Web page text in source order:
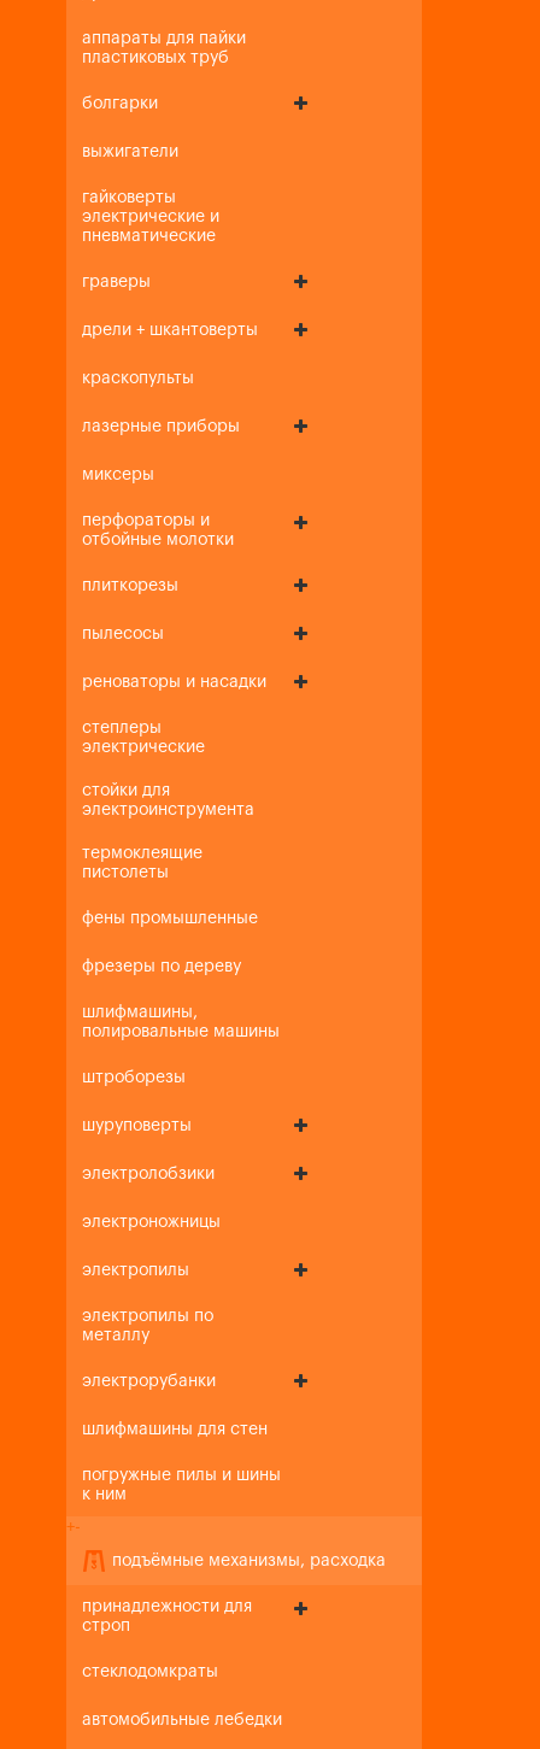
аппараты для пайки
пластиковых труб
болгарки
выжигатели
гайковерты
электрические и
пневматические
граверы
дрели + шкантоверты
краскопульты
лазерные приборы
миксеры
перфораторы и
отбойные молотки
плиткорезы
пылесосы
реноваторы и насадки
степлеры
электрические
стойки для
электроинструмента
термоклеящие
пистолеты
фены промышленные
фрезеры по дереву
шлифмашины,
полировальные машины
штроборезы
шуруповерты
электролобзики
электроножницы
электропилы
электропилы по
металлу
электрорубанки
шлифмашины для стен
погружные пилы и шины
к ним
+-
подъёмные механизмы, расходка
принадлежности для
строп
стеклодомкраты
автомобильные лебедки